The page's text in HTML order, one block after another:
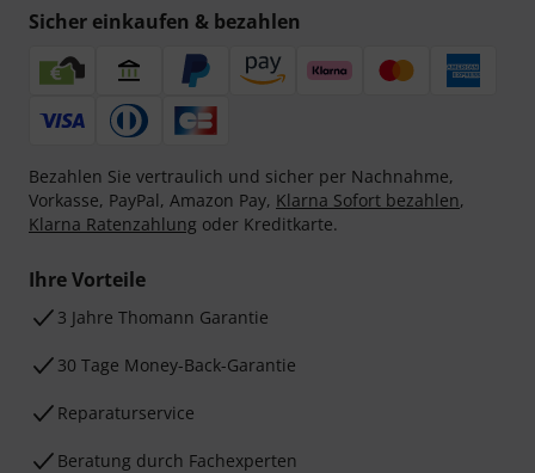
Sicher einkaufen & bezahlen
Bezahlen Sie vertraulich und sicher per Nachnahme,
Vorkasse, PayPal, Amazon Pay, Klarna Sofort bezahlen,
Klarna Ratenzahlung oder Kreditkarte.
Ihre Vorteile
3 Jahre Thomann Garantie
30 Tage Money-Back-Garantie
Reparaturservice
Beratung durch Fachexperten